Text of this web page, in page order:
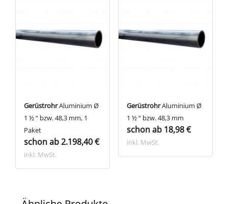
GerüstrohrAluminium Ø
1 ½ “ bzw. 48,3 mm, 1
Paket
schon ab 2.198,40 €
inkl. MwSt.
GerüstrohrAluminium Ø
1 ½ “ bzw. 48,3 mm
schon ab 18,98 €
inkl. MwSt.